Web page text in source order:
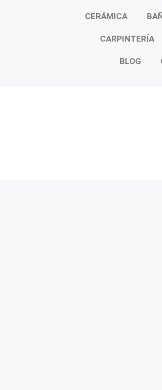
CERÁMICA
CARPINTERÍA
BLOG